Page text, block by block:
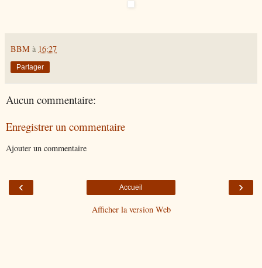
BBM à 16:27
Partager
Aucun commentaire:
Enregistrer un commentaire
Ajouter un commentaire
‹ ›
Accueil
Afficher la version Web